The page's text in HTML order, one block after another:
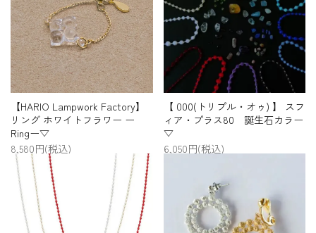
【HARIO Lampwork Factory】
リング ホワイトフラワー ー
Ringー▽
8,580円(税込)
【 000(トリプル・オゥ) 】 スフ
ィア・プラス80 誕生石カラー
▽
6,050円(税込)